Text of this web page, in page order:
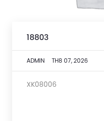
18803
ADMIN TH8 07, 2026
XK08006